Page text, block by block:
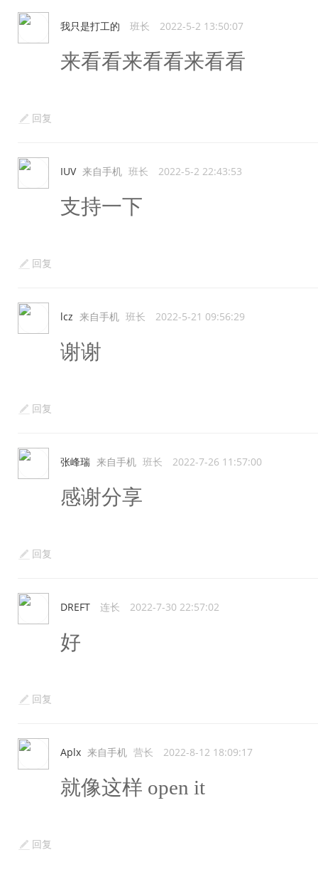
我只是打工的 班长 2022-5-2 13:50:07
来看看来看看来看看
回复
IUV 来自手机 班长 2022-5-2 22:43:53
支持一下
回复
lcz 来自手机 班长 2022-5-21 09:56:29
谢谢
回复
张峰瑞 来自手机 班长 2022-7-26 11:57:00
感谢分享
回复
DREFT 连长 2022-7-30 22:57:02
好
回复
Aplx 来自手机 营长 2022-8-12 18:09:17
就像这样 open it
回复